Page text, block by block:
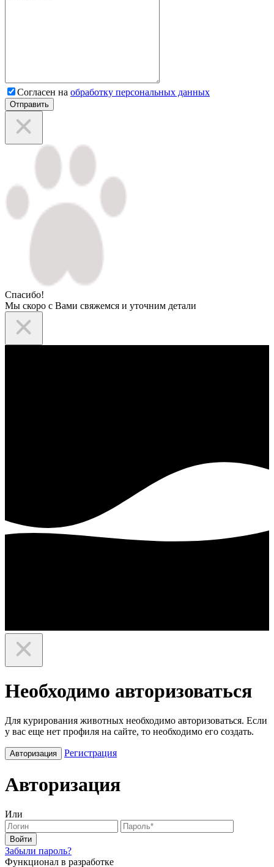
Согласен на обработку персональных данных
Отправить
Спасибо!
Мы скоро с Вами свяжемся и уточним детали
Необходимо авторизоваться
Для курирования животных необходимо авторизоваться. Если
у вас еще нет профиля на сайте, то необходимо его создать.
Авторизация Регистрация
Авторизация
Или
Войти
Забыли пароль?
Функционал в разработке